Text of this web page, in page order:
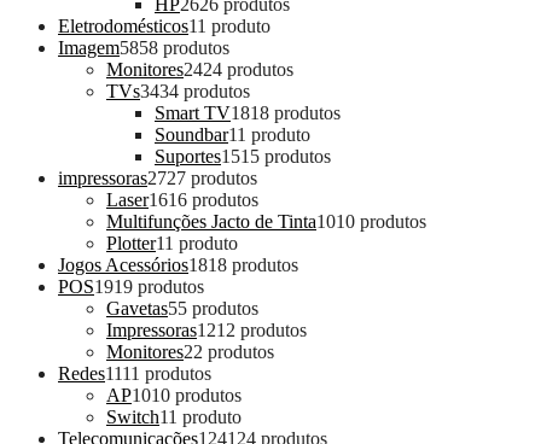
HP2626 produtos
Eletrodomésticos11 produto
Imagem5858 produtos
Monitores2424 produtos
TVs3434 produtos
Smart TV1818 produtos
Soundbar11 produto
Suportes1515 produtos
impressoras2727 produtos
Laser1616 produtos
Multifunções Jacto de Tinta1010 produtos
Plotter11 produto
Jogos Acessórios1818 produtos
POS1919 produtos
Gavetas55 produtos
Impressoras1212 produtos
Monitores22 produtos
Redes1111 produtos
AP1010 produtos
Switch11 produto
Telecomunicações124124 produtos